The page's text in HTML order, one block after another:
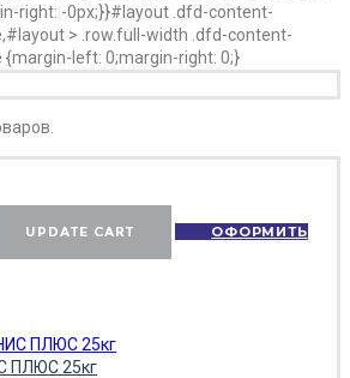
right: -0px;}}#layout .dfd-content-
> .row.full-width .dfd-content-
left: 0;margin-right: 0;}
UPDATE CART ОФОРМИТЬ
ПЛЮС 25кг